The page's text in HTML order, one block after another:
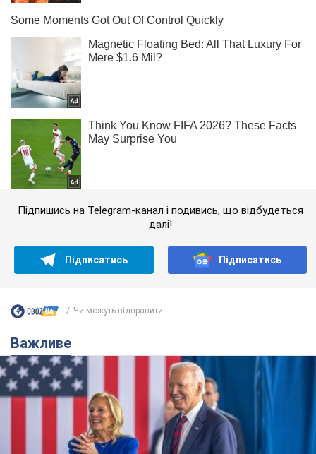
Підпишись на Telegram-канал і подивись, що відбудеться
далі!
Підписатись Підписатись
Чи можуть відправити...
Важливе